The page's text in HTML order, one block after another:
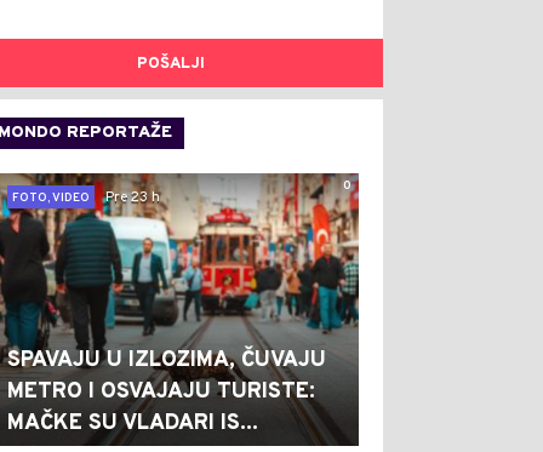
POŠALJI
MONDO REPORTAŽE
0
FOTO, VIDEO
Pre 23 h
SPAVAJU U IZLOZIMA, ČUVAJU
METRO I OSVAJAJU TURISTE:
MAČKE SU VLADARI IS...